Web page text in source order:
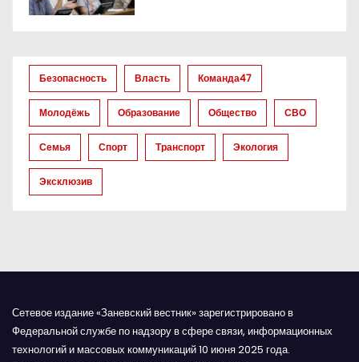
о
а
п
Безопасность Власть Команда47
Молодёжь Образование Общество СВО
Семья Спорт Транспорт Экология
Эксклюзив
Сетевое издание «Заневский вестник» зарегистрировано в
Федеральной службе по надзору в сфере связи, информационных
технологий и массовых коммуникаций 10 июня 2025 года.